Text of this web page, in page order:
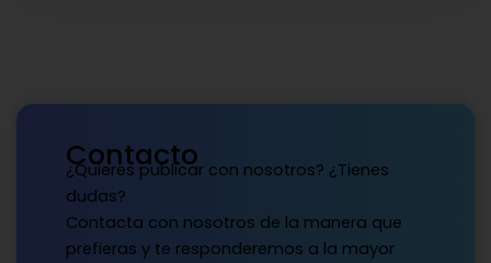
Contacto
¿Quieres publicar con nosotros? ¿Tienes
dudas?
Contacta con nosotros de la manera que
prefieras y te responderemos a la mayor